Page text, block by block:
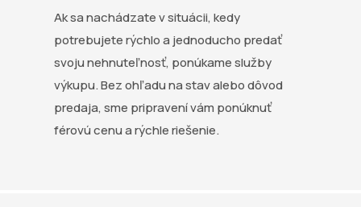
Ak sa nachádzate v situácii, kedy
potrebujete rýchlo a jednoducho predať
svoju nehnuteľnosť, ponúkame služby
výkupu. Bez ohľadu na stav alebo dôvod
predaja, sme pripravení vám ponúknuť
férovú cenu a rýchle riešenie.